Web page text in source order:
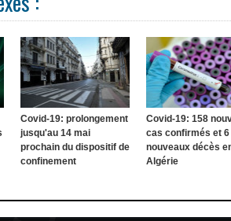
Covid-19: prolongement
jusqu'au 14 mai
prochain du dispositif de
confinement
Covid-19: 158
cas confirmés et 6
nouveaux décès
Algérie